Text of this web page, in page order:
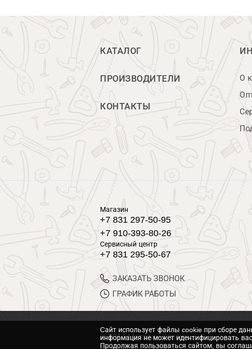
КАТАЛОГ
ПРОИЗВОДИТЕЛИ
КОНТАКТЫ
О
Магазин
+7 831 297-50-95
+7 910-393-80-26
Сервисный центр
+7 831 295-50-67
ЗАКАЗАТЬ ЗВОНОК
ГРАФИК РАБОТЫ
© 2017 Магазин Хозяин
Cайт использует файлы cookie при сборе
информация не может идентифицировать
Продолжая пользоваться сайтом, вы